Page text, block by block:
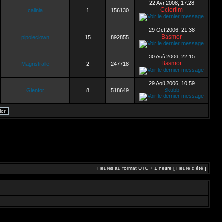
calinia 1 156130
22 Avr 2008, 17:28
Celorilm
pipoleclown 15 892855
29 Oct 2006, 21:38
Basmor
Magristralle 2 247718
30 Aoû 2006, 22:15
Basmor
Glenfor 8 518649
29 Aoû 2006, 10:59
Skubb
Heures au format UTC + 1 heure [ Heure d’été ]